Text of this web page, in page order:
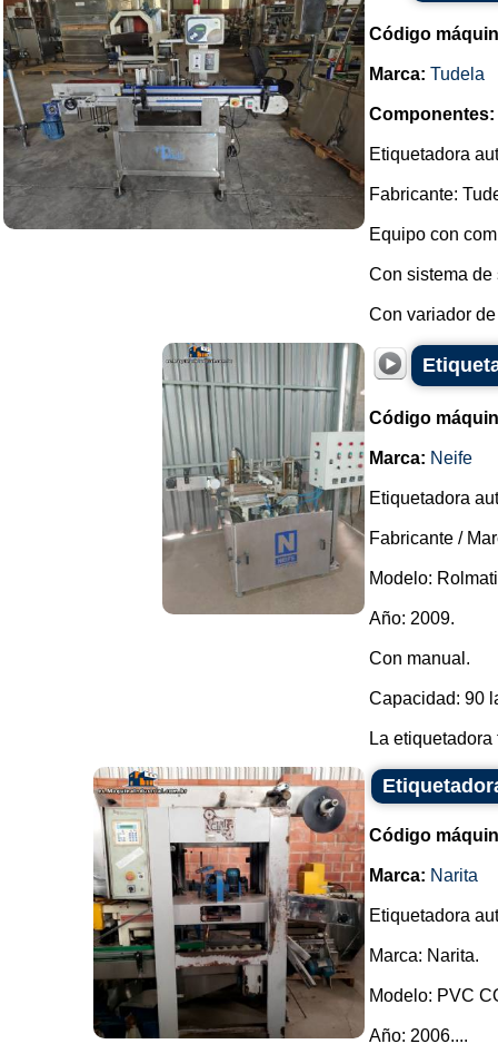
Código
Marca: Tudela
Componentes:
Etiquetadora
Fabricante:
Equipo con
Con sistema
Con variador
Código
Marca: Neife
Etiquetadora
Fabricante /
Modelo:
Año: 2009.
Con manual.
Capacidad: 90
La
Código
Marca: Narita
Etiquetadora
Marca: Narita.
Modelo: PVC
Año: 2006....